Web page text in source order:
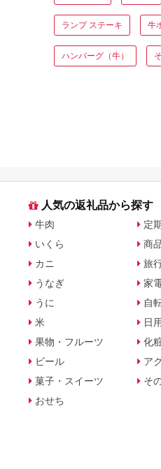
ランプ ステーキ 牛
ハンバーグ（牛）
人気の返礼品から探す
牛肉
いくら
カニ
うなぎ
うに
米
果物・フルーツ
ビール
菓子・スイーツ
おせち
定
商
旅
家
自
日
化
ア
そ